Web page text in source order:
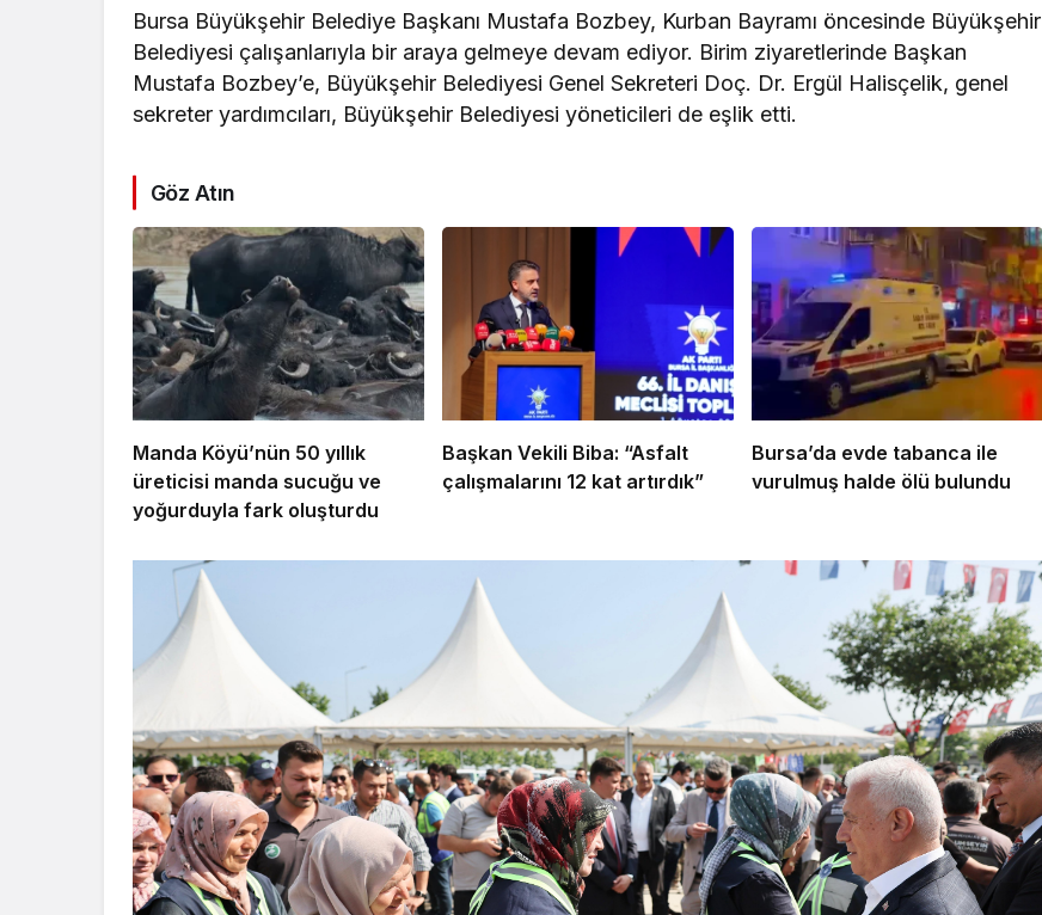
Bursa Büyükşehir Belediye Başkanı Mustafa Bozbey, Kurban Bayramı öncesinde Büyükşehir
Belediyesi çalışanlarıyla bir araya gelmeye devam ediyor. Birim ziyaretlerinde Başkan
Mustafa Bozbey’e, Büyükşehir Belediyesi Genel Sekreteri Doç. Dr. Ergül Halisçelik, genel
sekreter yardımcıları, Büyükşehir Belediyesi yöneticileri de eşlik etti.
Göz Atın
Manda Köyü’nün 50 yıllık
üreticisi manda sucuğu ve
yoğurduyla fark oluşturdu
Başkan Vekili Biba: “Asfalt
çalışmalarını 12 kat artırdık”
Bursa’da evde tabanca ile
vurulmuş halde ölü bulundu